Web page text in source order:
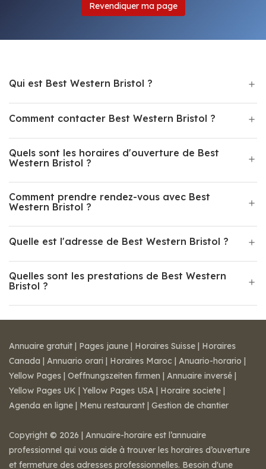
Revendiquer ma page
Qui est Best Western Bristol ?
Comment contacter Best Western Bristol ?
Quels sont les horaires d'ouverture de Best
Western Bristol ?
Comment prendre rendez-vous avec Best
Western Bristol ?
Quelle est l'adresse de Best Western Bristol ?
Quelles sont les prestations de Best Western
Bristol ?
Annuaire gratuit | Pages jaune | Horaires Suisse | Horaires
Canada | Annuario orari | Horaires Maroc | Anuario-horario |
Yellow Pages | Oeffnungszeiten firmen | Annuaire inversé |
Yellow Pages UK | Yellow Pages USA | Horaire societe |
Agenda en ligne | Menu restaurant | Gestion de chantier
Copyright © 2026 | Annuaire-horaire est l’annuaire
professionnel qui vous aide à trouver les horaires d’ouverture
et fermeture des adresses professionnelles. Besoin d'une